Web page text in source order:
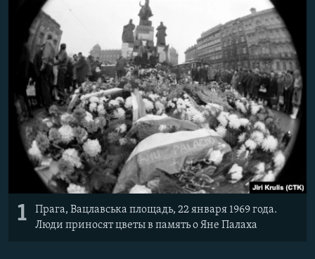
ELIFBE
УКРАИНСКАЯ ПРОБЛЕМА КРЫМА
Все сайты RFE/RL
1
Прага, Вацлавська площадь, 22 января 1969 года.
Люди приносят цветы в память о Яне Палаха